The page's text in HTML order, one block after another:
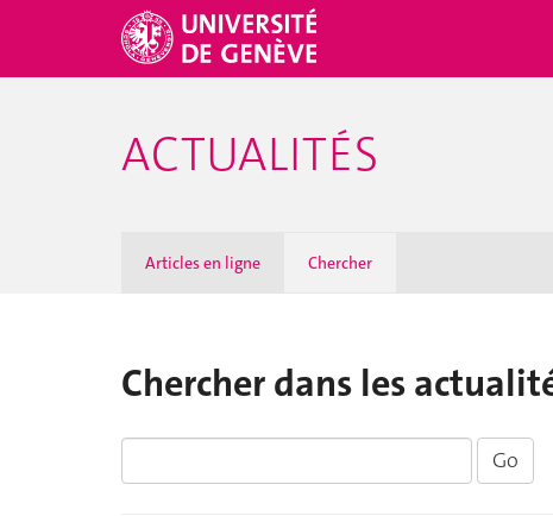
ACTUALITÉS
Articles en ligne Chercher
Chercher dans les